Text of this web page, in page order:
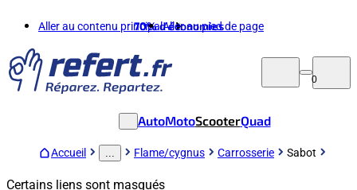
Aller au contenu principalAller au pied de page
70%d'économies
0
AutoMotoScooterQuad
Accueil Flame/cygnus Carrosserie Sabot
Certains liens sont masqués